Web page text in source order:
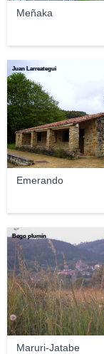
Meñaka
Emerando
Juan Larreategui
Maruri-Jatabe
Bego plumín